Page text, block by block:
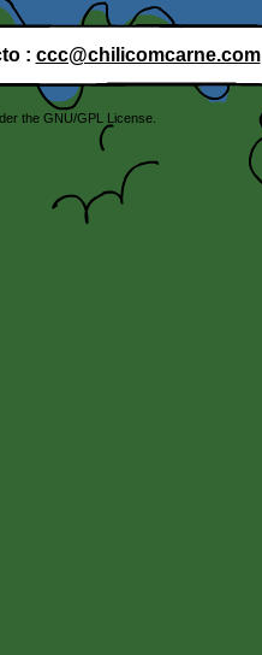
: ccc@chilicomcarne.com
the GNU/GPL License.